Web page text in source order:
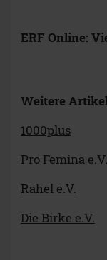
ERF Online:
Weitere
1000plus
Pro Femina e.V.
Rahel e.V.
Die Birke e.V.